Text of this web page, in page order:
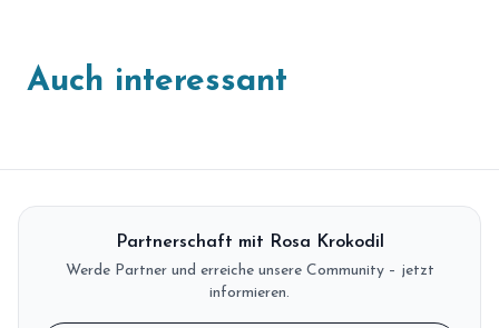
Auch interessant
Partnerschaft mit Rosa Krokodil
Werde Partner und erreiche unsere Community – jetzt
informieren.